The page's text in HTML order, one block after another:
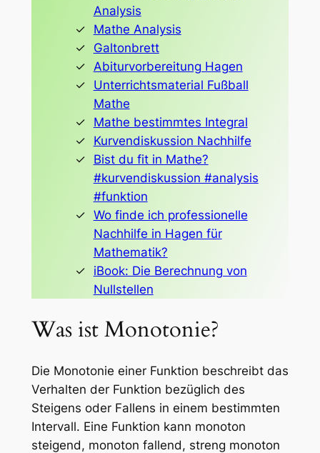
Analysis
Mathe Analysis
Galtonbrett
Abiturvorbereitung Hagen
Unterrichtsmaterial Fußball
Mathe
Mathe bestimmtes Integral
Kurvendiskussion Nachhilfe
Bist du fit in Mathe?
#kurvendiskussion #analysis
#funktion
Wo finde ich professionelle
Nachhilfe in Hagen für
Mathematik?
iBook: Die Berechnung von
Nullstellen
Was ist Monotonie?
Die Monotonie einer Funktion beschreibt das
Verhalten der Funktion bezüglich des
Steigens oder Fallens in einem bestimmten
Intervall. Eine Funktion kann monoton
steigend, monoton fallend, streng monoton